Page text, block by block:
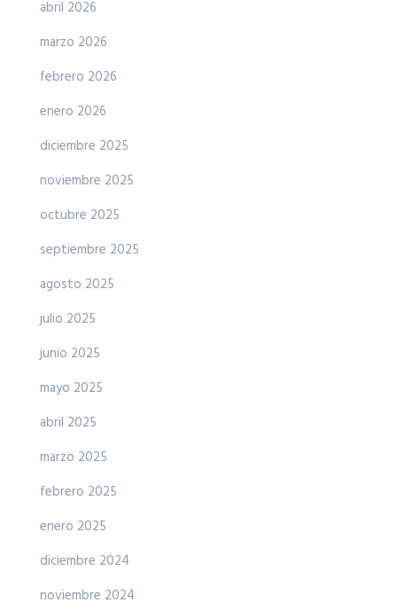
abril 2026
marzo 2026
febrero 2026
enero 2026
diciembre 2025
noviembre 2025
octubre 2025
septiembre 2025
agosto 2025
julio 2025
junio 2025
mayo 2025
abril 2025
marzo 2025
febrero 2025
enero 2025
diciembre 2024
noviembre 2024